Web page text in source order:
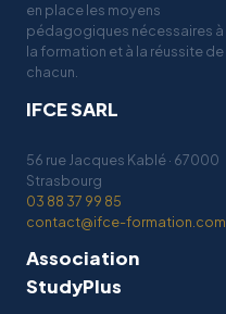
en place les moyens
pédagogiques nécessaires à
la formation et à la réussite de
chacun.
IFCE SARL
56 rue Jacques Kablé · 67000
Strasbourg
03 88 37 99 85
contact@ifce-formation.com
Association
StudyPlus